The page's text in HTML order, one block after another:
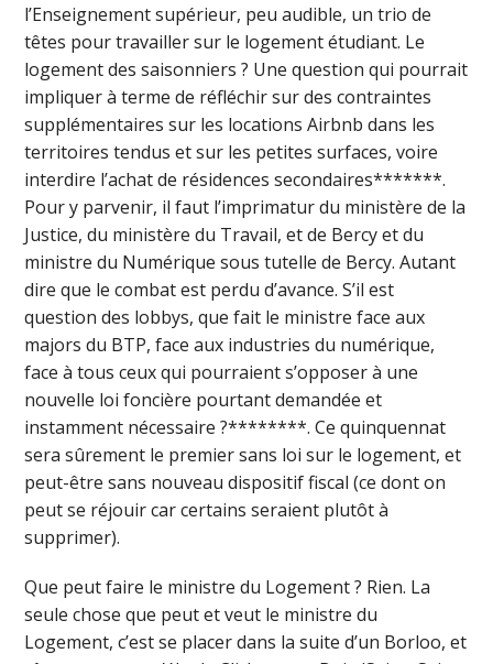
l’Enseignement supérieur, peu audible, un trio de
têtes pour travailler sur le logement étudiant. Le
logement des saisonniers ? Une question qui pourrait
impliquer à terme de réfléchir sur des contraintes
supplémentaires sur les locations Airbnb dans les
territoires tendus et sur les petites surfaces, voire
interdire l’achat de résidences secondaires*******.
Pour y parvenir, il faut l’imprimatur du ministère de la
Justice, du ministère du Travail, et de Bercy et du
ministre du Numérique sous tutelle de Bercy. Autant
dire que le combat est perdu d’avance. S’il est
question des lobbys, que fait le ministre face aux
majors du BTP, face aux industries du numérique,
face à tous ceux qui pourraient s’opposer à une
nouvelle loi foncière pourtant demandée et
instamment nécessaire ?********. Ce quinquennat
sera sûrement le premier sans loi sur le logement, et
peut-être sans nouveau dispositif fiscal (ce dont on
peut se réjouir car certains seraient plutôt à
supprimer).
Que peut faire le ministre du Logement ? Rien. La
seule chose que peut et veut le ministre du
Logement, c’est se placer dans la suite d’un Borloo, et